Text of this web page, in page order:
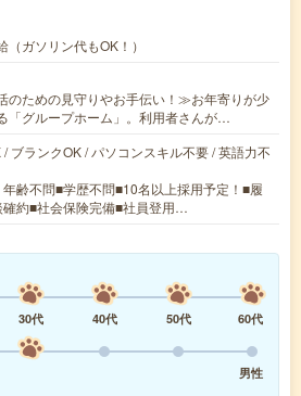
（ガソリン代もOK！）
のための見守りやお手伝い！≫お年寄りが少
「グループホーム」。利用者さんが…
ブランクOK / パソコンスキル不要 / 英語力不
齢不問■学歴不問■10名以上採用予定！■履
確約■社会保険完備■社員登用…
30代 40代 50代
60代
男性